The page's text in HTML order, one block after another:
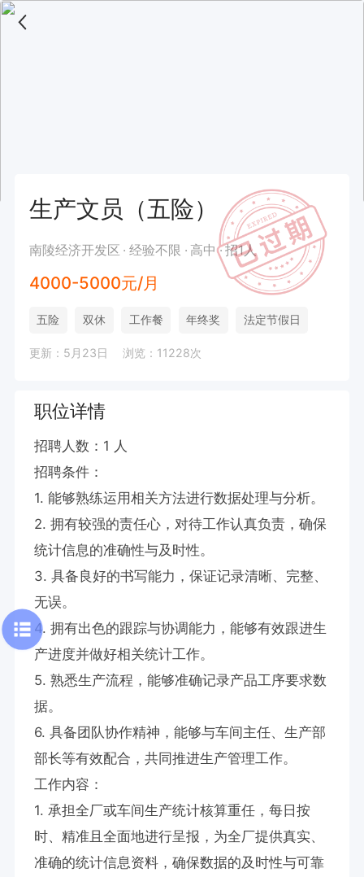
生产文员（五险）
南陵经济开发区 经验不限 高中 招1人
4000-5000元/月
五险 双休 工作餐 年终奖 法定节假日
更新：5月23日 浏览：11228次
职位详情
招聘人数：1 人
招聘条件：
1. 能够熟练运用相关方法进行数据处理与分析。
2. 拥有较强的责任心，对待工作认真负责，确保
统计信息的准确性与及时性。
3. 具备良好的书写能力，保证记录清晰、完整、
无误。
4. 拥有出色的跟踪与协调能力，能够有效跟进生
产进度并做好相关统计工作。
5. 熟悉生产流程，能够准确记录产品工序要求数
据。
6. 具备团队协作精神，能够与车间主任、生产部
部长等有效配合，共同推进生产管理工作。
工作内容：
1. 承担全厂或车间生产统计核算重任，每日按
时、精准且全面地进行呈报，为全厂提供真实、
准确的统计信息资料，确保数据的及时性与可靠